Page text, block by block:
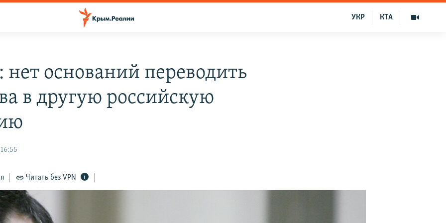
КТА
УКР
оснований переводить
в другую российскую
Читать без VPN